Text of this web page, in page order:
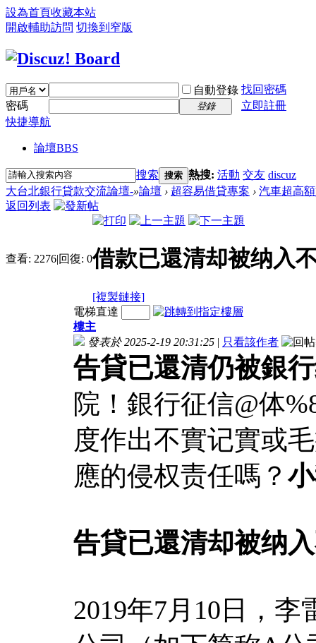
設為首頁收藏本站
開啟輔助訪問 切換到窄版
自動登錄 找回密碼
密碼
登錄
立即註冊
快捷導航
論壇BBS
搜索 搜索 熱搜: 活動 交友 discuz
大台北銀行貸款交流論壇-»論壇 › 超容易借貸專案 › 汽車超高
返回列表
查看: 2276|回復: 0借款已還清却被纳入
[複製鏈接]
電梯直達
樓主
發表於 2025-2-19 20:31:25 | 只看該作者
告貸已還清仍被銀
院！銀行征信@体
度作出不實记實或
應的侵权责任嗎？
告貸已還清却被纳
2019年7月10日，